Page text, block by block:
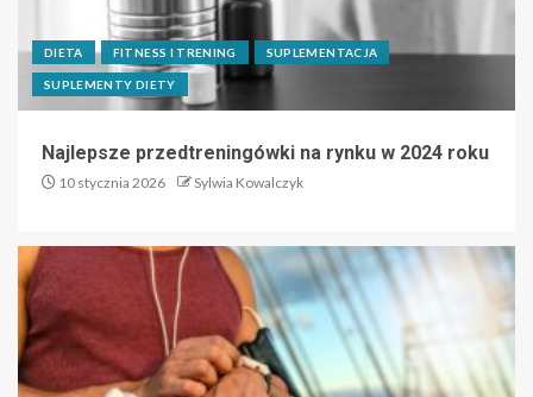
DIETA FITNESS I TRENING SUPLEMENTACJA
SUPLEMENTY DIETY
Najlepsze przedtreningówki na rynku w 2024 roku
10 stycznia 2026 Sylwia Kowalczyk